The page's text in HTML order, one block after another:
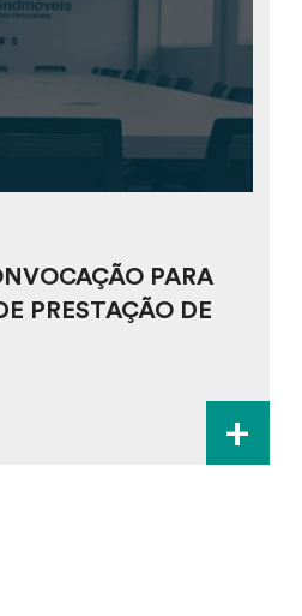
PARA
PRESTAÇÃO DE
+